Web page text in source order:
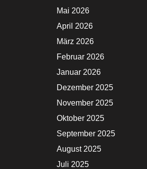
Mai 2026
April 2026
März 2026
Februar 2026
Januar 2026
Dezember 2025
November 2025
Oktober 2025
September 2025
August 2025
Juli 2025